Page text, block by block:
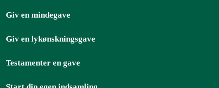
Giv en mindegave
Giv en lykønskningsgave
Testamenter en gave